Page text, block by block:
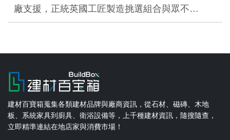
廠支援，正統英國工匠製造挑選組合與眾不…
建材百寶箱蒐集各類建材品牌與廠商資訊，從石材、磁磚、木地
板、系統家具到廚具、衛浴設備等，上千種建材資訊，隨搜隨查，
立即精準連結在地店家與消費市場！